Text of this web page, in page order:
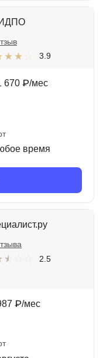
3.9
670 ₽/мес
время
2.5
₽/мес